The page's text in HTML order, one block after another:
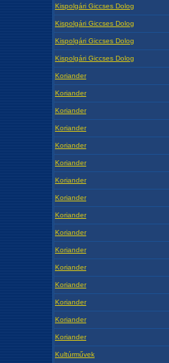
Kispolgári Giccses Dolog
Kispolgári Giccses Dolog
Kispolgári Giccses Dolog
Kispolgári Giccses Dolog
Koriander
Koriander
Koriander
Koriander
Koriander
Koriander
Koriander
Koriander
Koriander
Koriander
Koriander
Koriander
Koriander
Koriander
Koriander
Koriander
Kultúrművek